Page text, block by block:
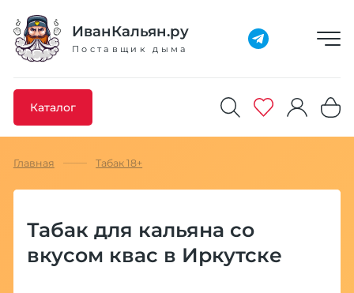
ИванКальян.ру
Поставщик дыма
Каталог
Добавлено максимальное кол-во товара
Главная Табак 18+
Табак для кальяна со
вкусом квас в Иркутске